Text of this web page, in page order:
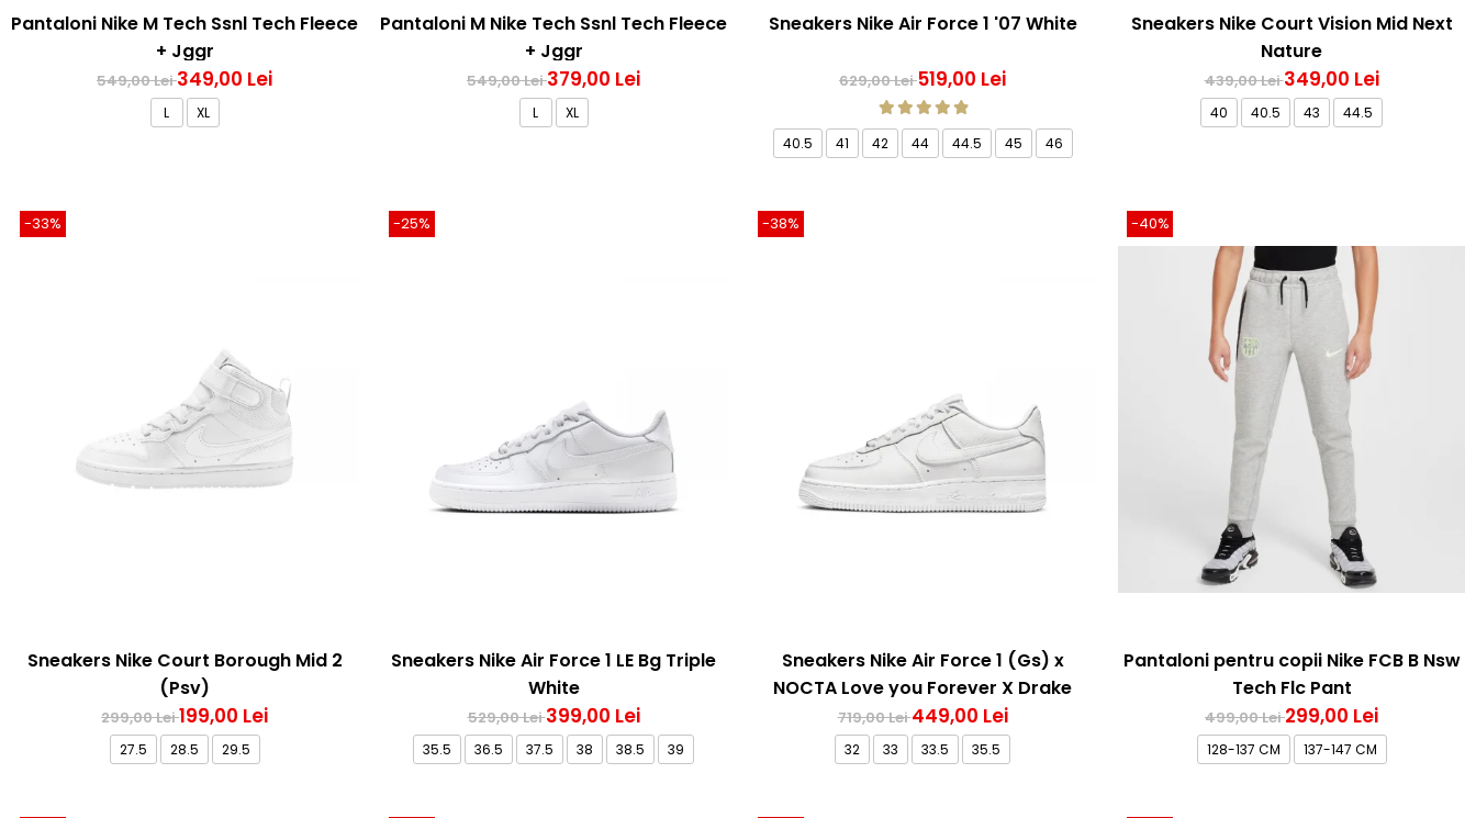
Pantaloni Nike M Tech Ssnl Tech Fleece
+ Jggr
549,00 Lei349,00 Lei
L XL
Pantaloni M Nike Tech Ssnl Tech Fleece
+ Jggr
549,00 Lei379,00 Lei
L XL
Sneakers Nike Air Force 1 '07 White
629,00 Lei519,00 Lei
40.5 41 42 44 44.5 45 46
Sneakers Nike Court Vision Mid Next
Nature
439,00 Lei349,00 Lei
40 40.5 43 44.5
-33%
Sneakers Nike Court Borough Mid 2
(Psv)
299,00 Lei199,00 Lei
27.5 28.5 29.5
-25%
Sneakers Nike Air Force 1 LE Bg Triple
White
529,00 Lei399,00 Lei
35.5 36.5 37.5 38 38.5 39
-38%
Sneakers Nike Air Force 1 (Gs) x
NOCTA Love you Forever X Drake
719,00 Lei449,00 Lei
32 33 33.5 35.5
-40%
Pantaloni pentru copii Nike FCB B Nsw
Tech Flc Pant
499,00 Lei299,00 Lei
128-137 CM 137-147 CM